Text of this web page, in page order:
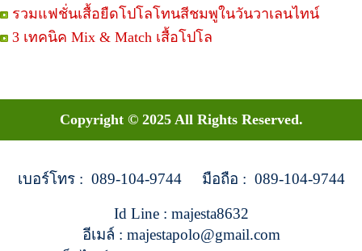
รวมแฟชั่นเสื้อยืดโปโลโทนสีชมพูในวันวาเลนไทน์
3 เทคนิค Mix & Match เสื้อโปโล
Copyright © 2025 All Rights Reserved.
เบอร์โทร : 089-104-9744 มือถือ : 089-104-9744
Id Line : majesta8632
อีเมล์ : majestapolo@gmail.com